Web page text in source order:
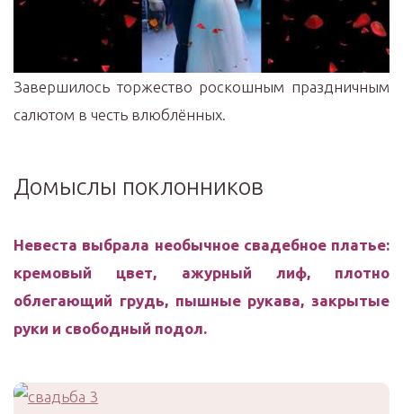
Завершилось торжество роскошным праздничным
салютом в честь влюблённых.
Домыслы поклонников
Невеста выбрала необычное свадебное платье:
кремовый цвет, ажурный лиф, плотно
облегающий грудь, пышные рукава, закрытые
руки и свободный подол.